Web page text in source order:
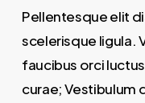
Pellentesque elit
scelerisque ligula.
faucibus orci
curae; Vestibulum